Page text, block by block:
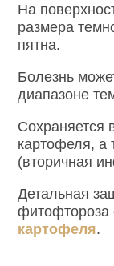
На
размера
пятна.
Болезнь
диапазоне
Сохраняется
картофеля, а
(вторичная
Детальная
фитофтороза
картофеля.